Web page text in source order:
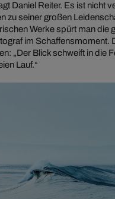
Daniel Reiter. Es ist nicht
zu seiner großen
Werke spürt man die
im Schaffensmoment.
„Der Blick schweift in die
Lauf.“